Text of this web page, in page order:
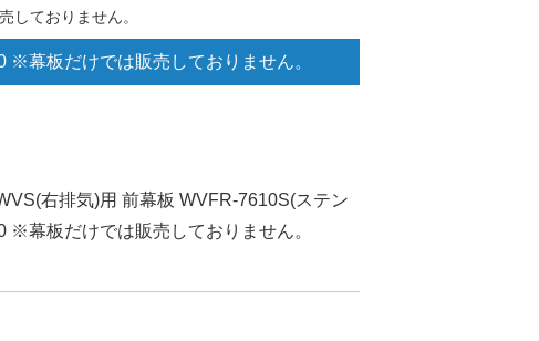
ておりません。
※幕板だけでは販売しておりません。
右排気)用 前幕板 WVFR-7610S(ステン
※幕板だけでは販売しておりません。